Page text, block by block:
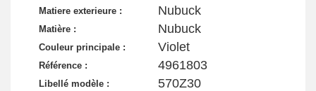
Matiere exterieure : Nubuck
Matière : Nubuck
Couleur principale : Violet
Référence : 4961803
Libellé modèle : 570Z30